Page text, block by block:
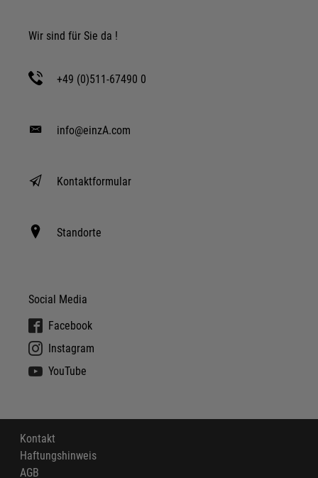
Wir sind für Sie da !
+49 (0)511-67490 0
info@einzA.com
Kontaktformular
Standorte
Social Media
Facebook
Instagram
YouTube
Kontakt
Haftungshinweis
AGB